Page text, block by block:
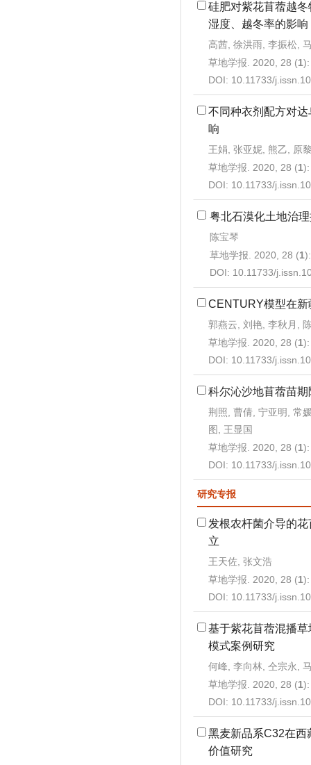
硅肥对紫花苜蓿越
湿度、越冬率的影响
高茜, 徐洪雨, 李振松,
草地学报. 2020, 28 (1
DOI: 10.11733/
不同种衣剂配方对
响
王娟, 张亚妮, 熊乙, 原
草地学报. 2020, 28 (1
DOI: 10.11733/
粤北石漠化土地治
陈宝琴
草地学报. 2020, 28 (1
DOI: 10.11733/
CENTURY模型在
郭燕云, 刘艳, 李秋月,
草地学报. 2020, 28 (1
DOI: 10.11733/
科尔沁沙地苜蓿苗
荆照, 曹倩, 宁亚明, 常
图, 王显国
草地学报. 2020, 28 (1
DOI: 10.11733/
研究专报
发根农杆菌介导的
立
王天佐, 张文浩
草地学报. 2020, 28 (1
DOI: 10.11733/
基于紫花苜蓿混播
模式案例研究
何峰, 李向林, 仝宗永,
草地学报. 2020, 28 (1
DOI: 10.11733/
黑麦新品系C32在西
价值研究